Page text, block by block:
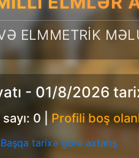
ELMMETRIK
- 01/8/2026
0 |Profili boş
Başqa tarixə görə axtarış